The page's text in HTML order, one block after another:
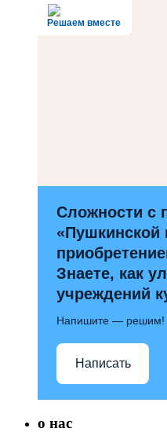
Решаем вместе
Сложности с
«Пушкинской
Знаете, как
учреждений
Напишите — решим!
Написать
о нас